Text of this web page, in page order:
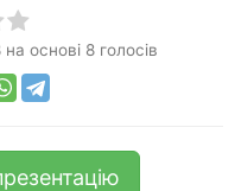
на основі 8 голосів